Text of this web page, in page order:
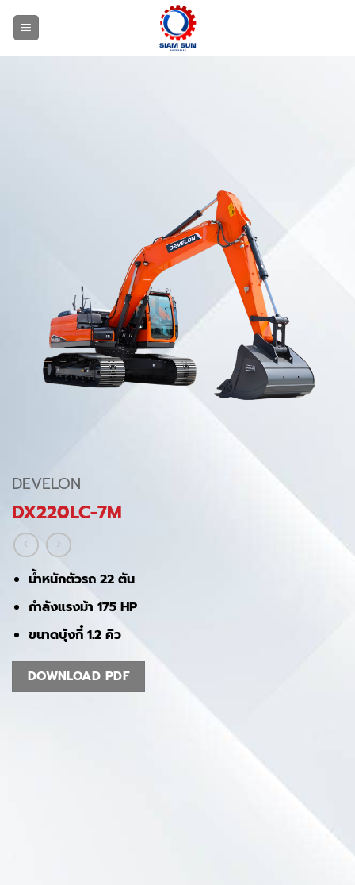
DEVELON
DX220LC-7M
น้ำหนักตัวรถ 22 ตัน
กำลังแรงม้า 175 HP
ขนาดบุ้งกี๋ 1.2 คิว
DOWNLOAD PDF